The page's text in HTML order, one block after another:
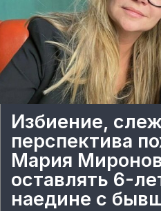
Избиение,
перспектива
Мария
оставлять 6-
наедине с